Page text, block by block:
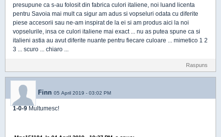
presupune ca s-au folosit din fabrica culori italiene, noi luand licenta
pentru Savoia mai mult ca sigur am adus si vopseluri odata cu diferite
piese accesorii sau ne-am inspirat de la ei si am produs aici la noi
vopselurile, insa ce culori italiene mai exact ... nu as putea spune ca si
italieni astia au avut diferite nuante pentru fiecare culoare ... mimetico 1 2
3 ... scuro ... chiaro ...
Raspuns
Finn 05 April 2019 - 03:02 PM
1-0-9 Multumesc!